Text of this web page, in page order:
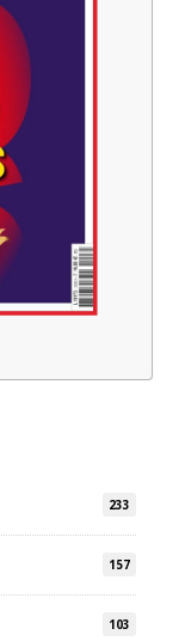
233
157
103